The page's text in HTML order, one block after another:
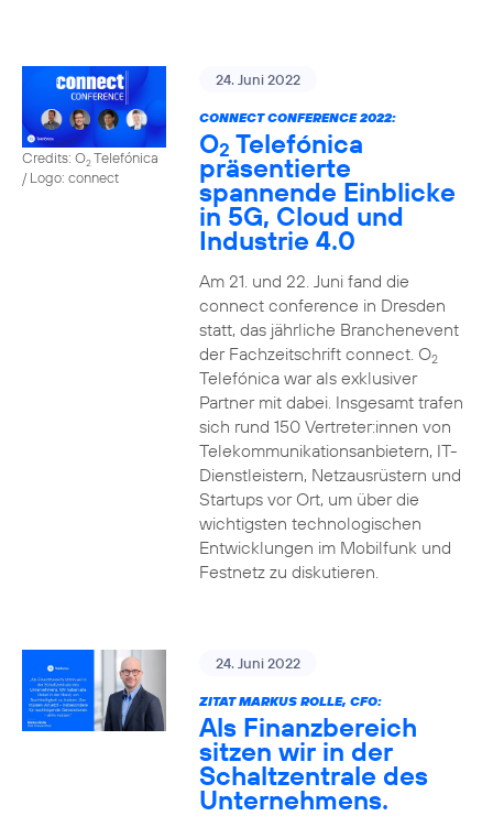
Credits: O2Telefónica
/ Logo: connect
24. Juni 2022
CONNECT CONFERENCE 2022:
O2 Telefónica
präsentierte
spannende Einblicke
in 5G, Cloud und
Industrie 4.0
Am 21. und 22. Juni fand die
connect conference in Dresden
statt, das jährliche Branchenevent
der Fachzeitschrift connect. O2
Telefónica war als exklusiver
Partner mit dabei. Insgesamt trafen
sich rund 150 Vertreter:innen von
Telekommunikationsanbietern, IT-
Dienstleistern, Netzausrüstern und
Startups vor Ort, um über die
wichtigsten technologischen
Entwicklungen im Mobilfunk und
Festnetz zu diskutieren.
24. Juni 2022
ZITAT MARKUS ROLLE, CFO:
Als Finanzbereich
sitzen wir in der
Schaltzentrale des
Unternehmens.